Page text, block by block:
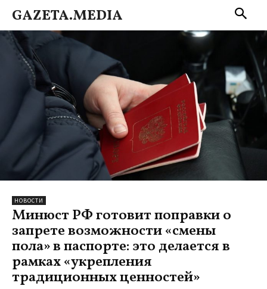
GAZETA.MEDIA
НОВОСТИ
Минюст РФ готовит поправки о
запрете возможности «смены
пола» в паспорте: это делается в
рамках «укрепления
традиционных ценностей»